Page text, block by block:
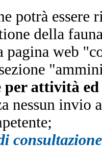
potrà essere
della
pagina web
per attività ed
nessun invio